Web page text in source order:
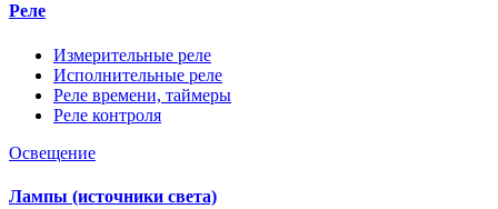
Реле
Измерительные реле
Исполнительные реле
Реле времени, таймеры
Реле контроля
Освещение
Лампы (источники света)